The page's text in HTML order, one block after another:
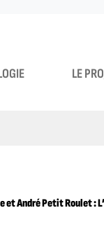
LE
et André Petit Roulet :